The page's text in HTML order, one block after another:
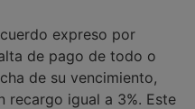
expreso por
de pago de todo o
de su vencimiento,
recargo igual a 3%. Este